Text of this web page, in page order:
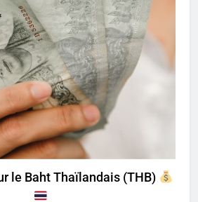
le Baht Thaïlandais (THB)